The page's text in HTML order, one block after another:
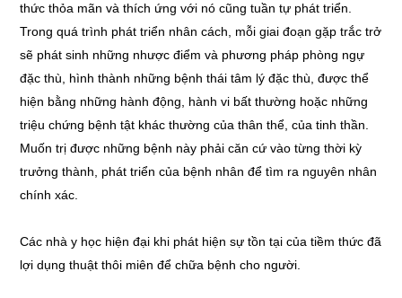
thức thỏa mãn và thích ứng với nó cũng tuần tự phát triển.
Trong quá trình phát triển nhân cách, mỗi giai đoạn gặp trắc trở
sẽ phát sinh những nhược điểm và phương pháp phòng ngự
đặc thù, hình thành những bệnh thái tâm lý đặc thù, được thể
hiện bằng những hành động, hành vi bất thường hoặc những
triệu chứng bệnh tật khác thường của thân thể, của tinh thần.
Muốn trị được những bệnh này phải căn cứ vào từng thời kỳ
trưởng thành, phát triển của bệnh nhân để tìm ra nguyên nhân
chính xác.
Các nhà y học hiện đại khi phát hiện sự tồn tại của tiềm thức đã
lợi dụng thuật thôi miên để chữa bệnh cho người.